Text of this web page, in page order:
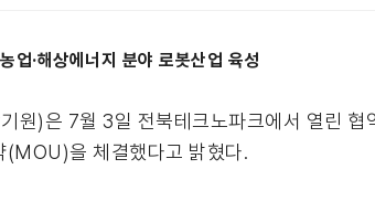
업·해상에너지 분야 로봇산업 육성
원)은 7월 3일 전북테크노파크에서 열린
(MOU)을 체결했다고 밝혔다.